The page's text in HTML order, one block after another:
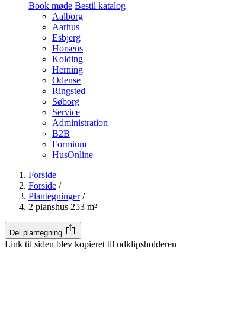
Book møde Bestil katalog
Aalborg
Aarhus
Esbjerg
Horsens
Kolding
Herning
Odense
Ringsted
Søborg
Service
Administration
B2B
Formium
HusOnline
Forside
Forside /
Plantegninger /
2 planshus 253 m²
Del plantegning
Link til siden blev kopieret til udklipsholderen